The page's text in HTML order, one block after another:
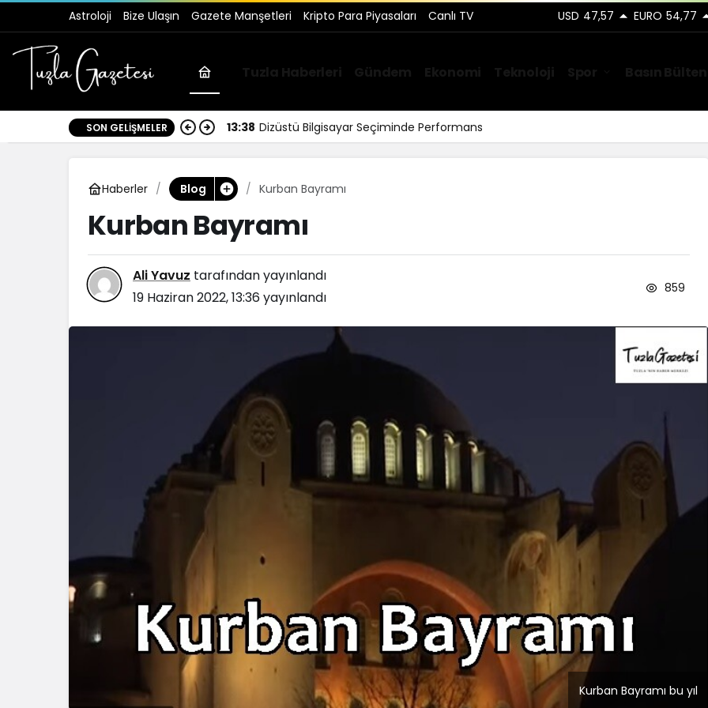
Astroloji Bize Ulaşın Gazete Manşetleri Kripto Para Piyasaları Canlı TV USD 47,57 EURO 54,77
SON GELIŞMELER 13:38 Dizüstü Bilgisayar Seçiminde Performans
Haberler Blog Kurban Bayramı
Kurban Bayramı
Ali Yavuz tarafından yayınlandı
19 Haziran 2022, 13:36yayınlandı
859
Kurban Bayramı bu yıl
Blog
Dizüstü Bilgisayar
Seçiminde Performans
İstanbul Anadolu Yakası
Temizlik Hizmetleri